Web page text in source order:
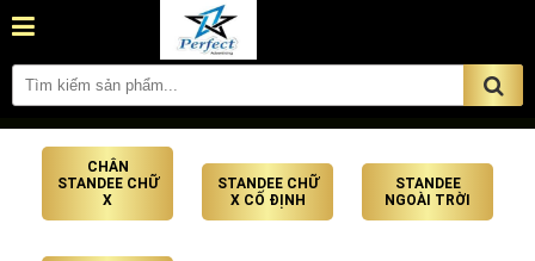
CHÂN
STANDEE CHỮ
X
STANDEE CHỮ
X CỐ ĐỊNH
STANDEE
NGOÀI TRỜI